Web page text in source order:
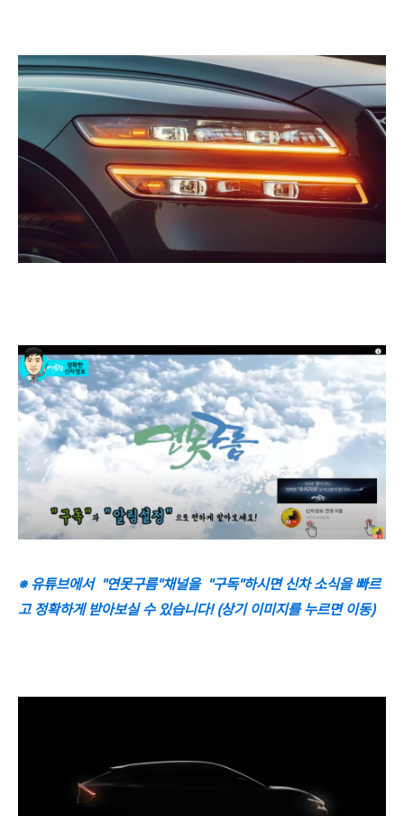
※ 유튜브에서 "연못구름"채널을 "구독"하시면 신차 소식을 빠르
고 정확하게 받아보실 수 있습니다! (상기 이미지를 누르면 이동)